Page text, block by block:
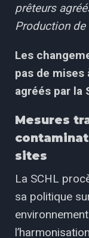
prêteurs
Production de
Les
pas de mises
agréés par la
Mesures
sites
La SCHL
sa politique